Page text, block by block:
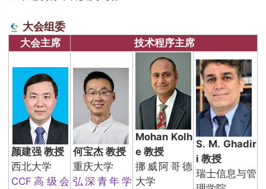
大会组委
大会主席 技术程序主席
颜建强 教授
西北大学
CCF高级会
何宝杰 教授
重庆大学
弘深青年学
Mohan Kolh
e 教授
挪威阿哥德
大学
S. M. Ghadir
i 教授
瑞士信息与管